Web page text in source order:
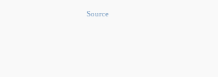
Source